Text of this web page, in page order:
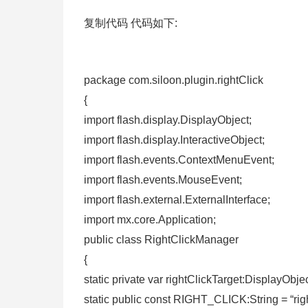
复制代码 代码如下:
package com.siloon.plugin.rightClick
{
import flash.display.DisplayObject;
import flash.display.InteractiveObject;
import flash.events.ContextMenuEvent;
import flash.events.MouseEvent;
import flash.external.ExternalInterface;
import mx.core.Application;
public class RightClickManager
{
static private var
static public const RIGHT_CLICK:String =